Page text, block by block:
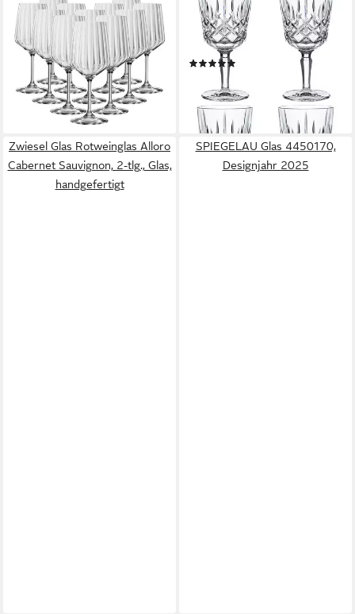
Rotweinglas Lifestyle
Rotweingläser 630 ml 12er
Set, 12-tlg., Glas
90,95 €
lieferbar - in 2-3 Werktagen bei dir
Weinglas NOBLESSE, 4er Set,
Transparent, 355 ml, 4-tlg.,
Glas, Made in Germany
ab 24,15 €
-19%
lieferbar - in 3-4 Werktagen bei dir
Zwiesel Glas Rotweinglas Alloro
Cabernet Sauvignon, 2-tlg., Glas,
handgefertigt
SPIEGELAU Glas 4450170,
Designjahr 2025